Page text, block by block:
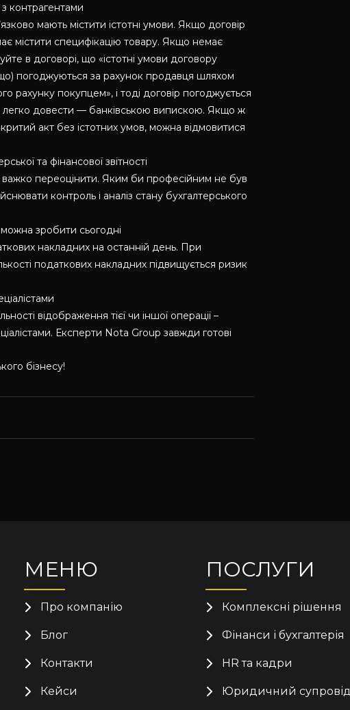
контрагентами
мають містити істотні умови. Якщо договір
містити специфікацію товару. Якщо немає
в договорі, що «істотні умови договору
погоджуються за рахунок продавця шляхом
рахунку покупцем», і тоді договір погоджується
легко довести — банківською випискою. Якщо ж
акт без істотних умов, можна відмовитися
та фінансової звітності
важко переоцінити. Яким би професійним не був
контроль і аналіз стану бухгалтерського
зробити сьогодні
накладних на останній день. При
податкових накладних підвищується ризик
відображення тієї чи іншої операції –
Експерти Nota Group завжди готові
бізнесу!
МЕНЮ
Про компанію
Блог
Контакти
Кейси
ПОСЛУГИ
Комплексні рішення
Фінанси і бухгалтерія
HR та кадри
Юридичний супровід